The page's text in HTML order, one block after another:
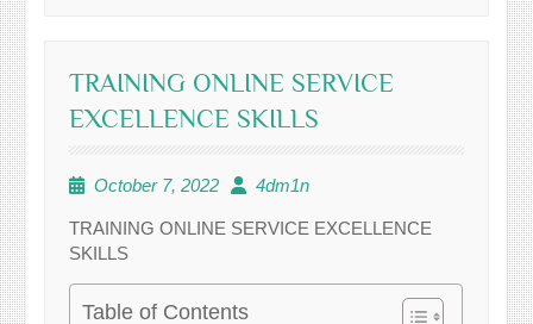
TRAINING ONLINE SERVICE
EXCELLENCE SKILLS
October 7, 2022 4dm1n
TRAINING ONLINE SERVICE EXCELLENCE
SKILLS
Table of Contents